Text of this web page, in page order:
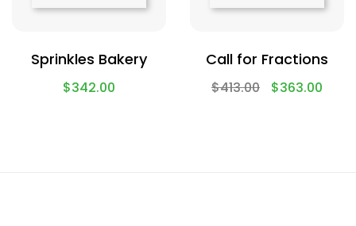
Sprinkles Bakery
$342.00
Call for Fractions
$413.00 $363.00